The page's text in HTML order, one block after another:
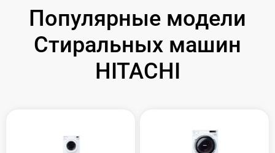
Популярные модели
Стиральных машин
HITACHI